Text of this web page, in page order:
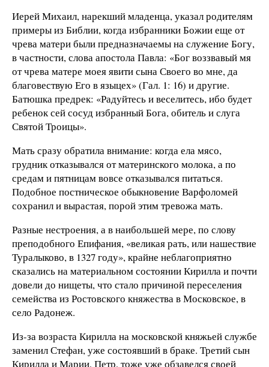
Иерей Михаил, нарекший младенца, указал родителям
примеры из Библии, когда избранники Божии еще от
чрева матери были предназначаемы на служение Богу,
в частности, слова апостола Павла: «Бог воззвавый мя
от чрева матере моея явити сына Своего во мне, да
благовествую Его в языцех» (Гал. 1: 16) и другие.
Батюшка предрек: «Радуйтесь и веселитесь, ибо будет
ребенок сей сосуд избранный Бога, обитель и слуга
Святой Троицы».
Мать сразу обратила внимание: когда ела мясо,
грудник отказывался от материнского молока, а по
средам и пятницам вовсе отказывался питаться.
Подобное постническое обыкновение Варфоломей
сохранил и вырастая, порой этим тревожа мать.
Разные нестроения, а в наибольшей мере, по слову
преподобного Епифания, «великая рать, или нашествие
Туралыково, в 1327 году», крайне неблагоприятно
сказались на материальном состоянии Кирилла и почти
довели до нищеты, что стало причиной переселения
семейства из Ростовского княжества в Московское, в
село Радонеж.
Из-за возраста Кирилла на московской княжьей службе
заменил Стефан, уже состоявший в браке. Третий сын
Кирилла и Марии, Петр, тоже уже обзавелся своей